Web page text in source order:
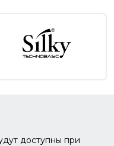
доступны при